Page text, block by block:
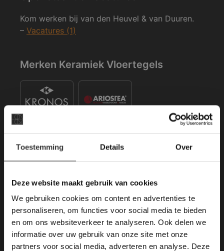
Toestemming Details Over
Deze website maakt gebruik van cookies
We gebruiken cookies om content en advertenties te
personaliseren, om functies voor social media te bieden
en om ons websiteverkeer te analyseren. Ook delen we
informatie over uw gebruik van onze site met onze
partners voor social media, adverteren en analyse. Deze
Kom werken bij van den Heuvel & van Duuren.
– Vacatures (1)
Merken Keramiek Vloertegels
Merken Glasmozaïek
Deze website maakt
gebruik van cookies.
This Cookie Banner was deleted and is no
longer working. Please contact the website
administrator.
Deze website gebruikt cookies om de
gebruikerservaring te verbeteren. Door
gebruik te maken van onze website geeft u
toestemming voor alle cookies in
overeenstemming met ons cookiebeleid.Lees